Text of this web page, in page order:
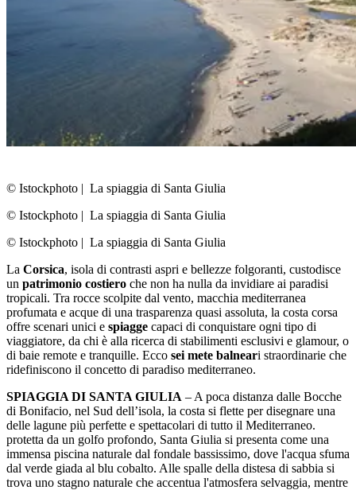
© Istockphoto | La spiaggia di Santa Giulia
© Istockphoto | La spiaggia di Santa Giulia
© Istockphoto | La spiaggia di Santa Giulia
La Corsica, isola di contrasti aspri e bellezze folgoranti, custodisce
un patrimonio costiero che non ha nulla da invidiare ai paradisi
tropicali. Tra rocce scolpite dal vento, macchia mediterranea
profumata e acque di una trasparenza quasi assoluta, la costa corsa
offre scenari unici e spiagge capaci di conquistare ogni tipo di
viaggiatore, da chi è alla ricerca di stabilimenti esclusivi e glamour, o
di baie remote e tranquille. Ecco sei mete balneari straordinarie che
ridefiniscono il concetto di paradiso mediterraneo.
SPIAGGIA DI SANTA GIULIA – A poca distanza dalle Bocche
di Bonifacio, nel Sud dell’isola, la costa si flette per disegnare una
delle lagune più perfette e spettacolari di tutto il Mediterraneo.
protetta da un golfo profondo, Santa Giulia si presenta come una
immensa piscina naturale dal fondale bassissimo, dove l'acqua sfuma
dal verde giada al blu cobalto. Alle spalle della distesa di sabbia si
trova uno stagno naturale che accentua l'atmosfera selvaggia, mentre